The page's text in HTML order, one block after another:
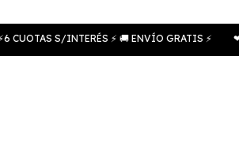
S/INTERÉS ⚡ 🚚 ENVÍO GRATIS ⚡ ❤